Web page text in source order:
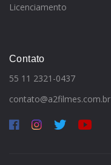
Licenciamento
Contato
55 11 2321-0437
contato@a2filmes.com.br